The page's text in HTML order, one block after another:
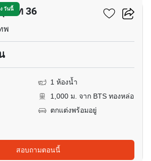
วันนี้
มวิท 36
พ
1 ห้องน้ำ
1,000 ม. จาก BTS ทองหล่อ
ตกแต่งพร้อมอยู่
สอบถามตอนนี้